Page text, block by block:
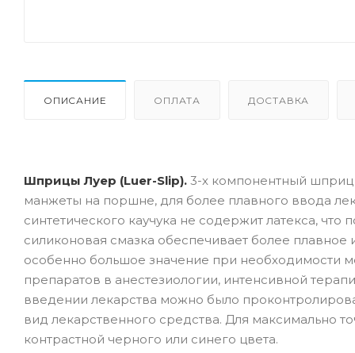
ОПИСАНИЕ ОПЛАТА ДОСТАВКА
Шприцы Луер (Luer-Slip). 3-х компонентный шприц
манжеты на поршне, для более плавного ввода
синтетического каучука не содержит латекса,
силиконовая смазка обеспечивает более
особенно большое значение при необходимости
препаратов в анестезиологии, интенсивной
введении лекарства можно было
вид лекарственного средства. Для максимально
контрастной черного или синего цвета.